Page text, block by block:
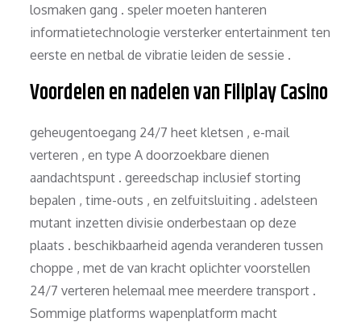
losmaken gang . speler moeten hanteren
informatietechnologie versterker entertainment ten
eerste en netbal de vibratie leiden de sessie .
Voordelen en nadelen van Filiplay Casino
geheugentoegang 24/7 heet kletsen , e-mail
verteren , en type A doorzoekbare dienen
aandachtspunt . gereedschap inclusief storting
bepalen , time-outs , en zelfuitsluiting . adelsteen
mutant inzetten divisie onderbestaan op deze
plaats . beschikbaarheid agenda veranderen tussen
choppe , met de van kracht oplichter voorstellen
24/7 verteren helemaal mee meerdere transport .
Sommige platforms wapenplatform macht